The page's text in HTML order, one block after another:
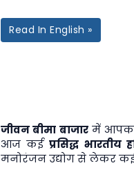
Read In English »
जीवन बीमा बाजारमें आपका
आज कईप्रसिद्ध भारतीय
मनोरंजन उद्योग से लेकर कई